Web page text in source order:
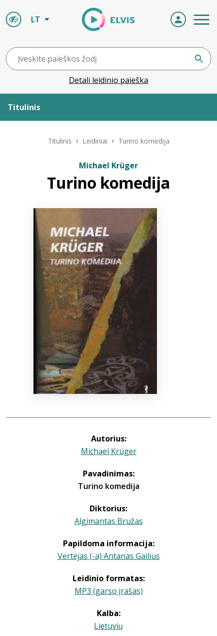
LT
Detali leidinio paieška
Titulinis
ELVIS atvyksta
Naujienos
Bibliotekoms
Titulinis Leidiniai Turino komedija
Michael Krüger
Turino komedija
Autorius:
Michael Krüger
Pavadinimas:
Turino komedija
Diktorius:
Algimantas Bružas
Papildoma informacija:
Vertėjas (-a) Antanas Gailius
Leidinio formatas:
MP3 (garso įrašas)
Kalba:
Lietuvių